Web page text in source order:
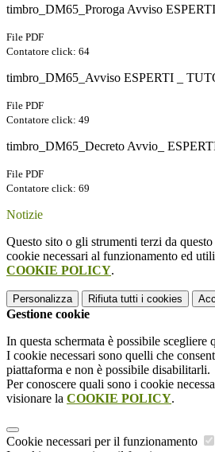
timbro_DM65_Proroga Avviso
File PDF
Contatore click: 64
timbro_DM65_Avviso ESPERTI _
File PDF
Contatore click: 49
timbro_DM65_Decreto Avvio_
File PDF
Contatore click: 69
Notizie
Questo sito o gli strumenti terzi da
cookie necessari al funzionamento ed
COOKIE POLICY.
Personalizza Rifiuta tutti i cookies
Gestione cookie
In questa schermata è possibile scegliere
I cookie necessari sono quelli che
piattaforma e non è possibile disabilitarli.
Per conoscere quali sono i cookie
visionare la COOKIE POLICY.
Cookie necessari per il funzionamento